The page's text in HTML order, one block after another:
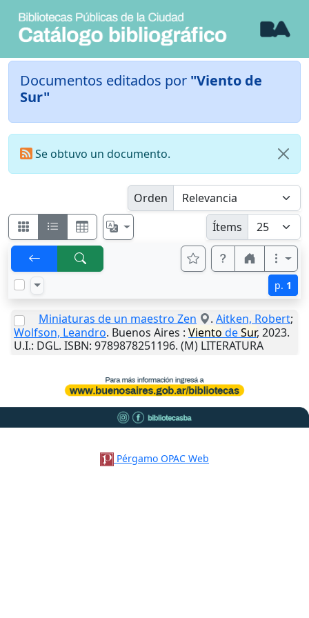
Documentos editados por "Viento de
Sur"
Se obtuvo un documento.
Orden
Ítems
p. 1
Miniaturas de un maestro Zen . Aitken, Robert;
Wolfson, Leandro. Buenos Aires : Viento deSur, 2023.
U.I.: DGL. ISBN: 9789878251196. (M) LITERATURA
Pérgamo OPAC Web